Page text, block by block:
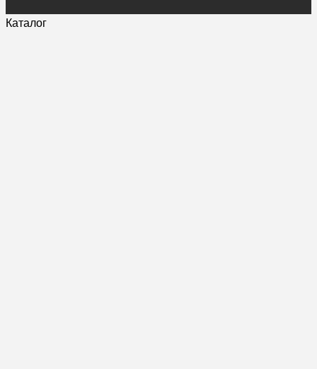
Каталог